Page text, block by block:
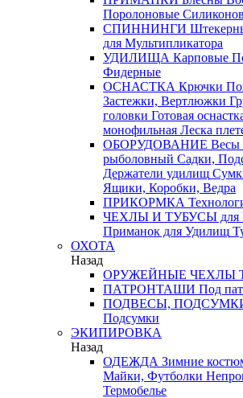
Поролоновые
СПИННИНГИ
для Мультипликатора
УДИЛИЩА Карповые
Фидерные
ОСНАСТКА Крючки
Застежки, Вертлюжки
головки Готовая
монофильная Леска
ОБОРУДОВАНИЕ Весы
рыболовный Садки,
Держатели удилищ
Ящики, Коробки, Ведра
ПРИКОРМКА
ЧЕХЛЫ И ТУБУСЫ
Приманок для Удилищ
ОХОТА
Назад
ОРУЖЕЙНЫЕ ЧЕХЛЫ
ПАТРОНТАШИ Под
ПОДВЕСЫ,
Подсумки
ЭКИПИРОВКА
Назад
ОДЕЖДА Зимние
Майки, Футболки
Термобелье